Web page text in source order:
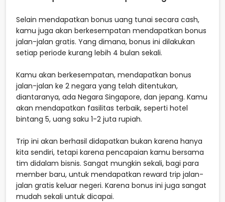
Selain mendapatkan bonus uang tunai secara cash,
kamu juga akan berkesempatan mendapatkan bonus
jalan-jalan gratis. Yang dimana, bonus ini dilakukan
setiap periode kurang lebih 4 bulan sekali.
Kamu akan berkesempatan, mendapatkan bonus
jalan-jalan ke 2 negara yang telah ditentukan,
diantaranya, ada Negara Singapore, dan jepang. Kamu
akan mendapatkan fasilitas terbaik, seperti hotel
bintang 5, uang saku 1-2 juta rupiah.
Trip ini akan berhasil didapatkan bukan karena hanya
kita sendiri, tetapi karena pencapaian kamu bersama
tim didalam bisnis. Sangat mungkin sekali, bagi para
member baru, untuk mendapatkan reward trip jalan-
jalan gratis keluar negeri. Karena bonus ini juga sangat
mudah sekali untuk dicapai.